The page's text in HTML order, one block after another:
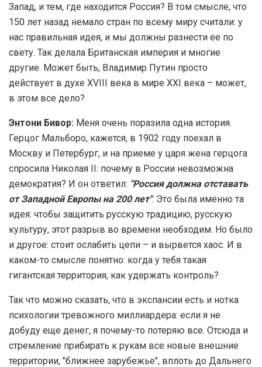
Запад, и тем, где находится Россия? В том смысле, что
150 лет назад немало стран по всему миру считали: у
нас правильная идея, и мы должны разнести ее по
свету. Так делала Британская империя и многие
другие. Может быть, Владимир Путин просто
действует в духе XVIII века в мире XXI века – может,
в этом все дело?
Энтони Бивор: Меня очень поразила одна история.
Герцог Мальборо, кажется, в 1902 году поехал в
Москву и Петербург, и на приеме у царя жена герцога
спросила Николая II: почему в России невозможна
демократия? И он ответил: "Россия должна отставать
от Западной Европы на 200 лет". Это была именно та
идея: чтобы защитить русскую традицию, русскую
культуру, этот разрыв во времени необходим. Но было
и другое: стоит ослабить цепи – и вырвется хаос. И в
каком-то смысле понятно: когда у тебя такая
гигантская территория, как удержать контроль?
Так что можно сказать, что в экспансии есть и нотка
психологии тревожного миллиардера: если я не
добуду еще денег, я почему-то потеряю все. Отсюда и
стремление прибирать к рукам все новые внешние
территории, "ближнее зарубежье", вплоть до Дальнего